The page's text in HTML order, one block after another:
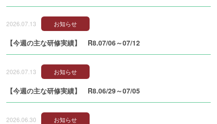
2026.07.13 お知らせ
【今週の主な研修実績】 R8.07/06～07/12
2026.07.13 お知らせ
【今週の主な研修実績】 R8.06/29～07/05
2026.06.30 お知らせ